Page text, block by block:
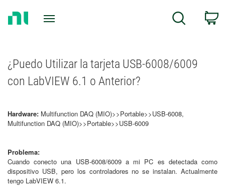
Search
¿Puedo Utilizar la tarjeta USB-6008/6009
con LabVIEW 6.1 o Anterior?
Hardware: Multifunction DAQ (MIO)>>Portable>>USB-6008,
Multifunction DAQ (MIO)>>Portable>>USB-6009
Problema:
Cuando conecto una USB-6008/6009 a mi PC es detectada como
dispositivo USB, pero los controladores no se instalan. Actualmente
tengo LabVIEW 6.1.